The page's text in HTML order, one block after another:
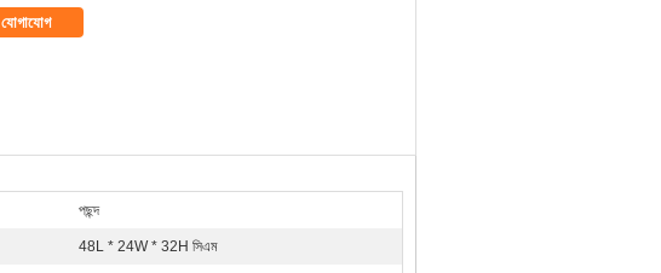
যোগাযোগ
পছন্দ
48L * 24W * 32H সিএম